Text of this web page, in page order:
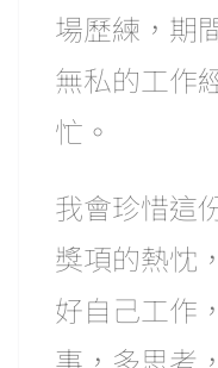
場歷練，期
無私的工作
忙。
我會珍惜這
獎項的熱忱
好自己工作